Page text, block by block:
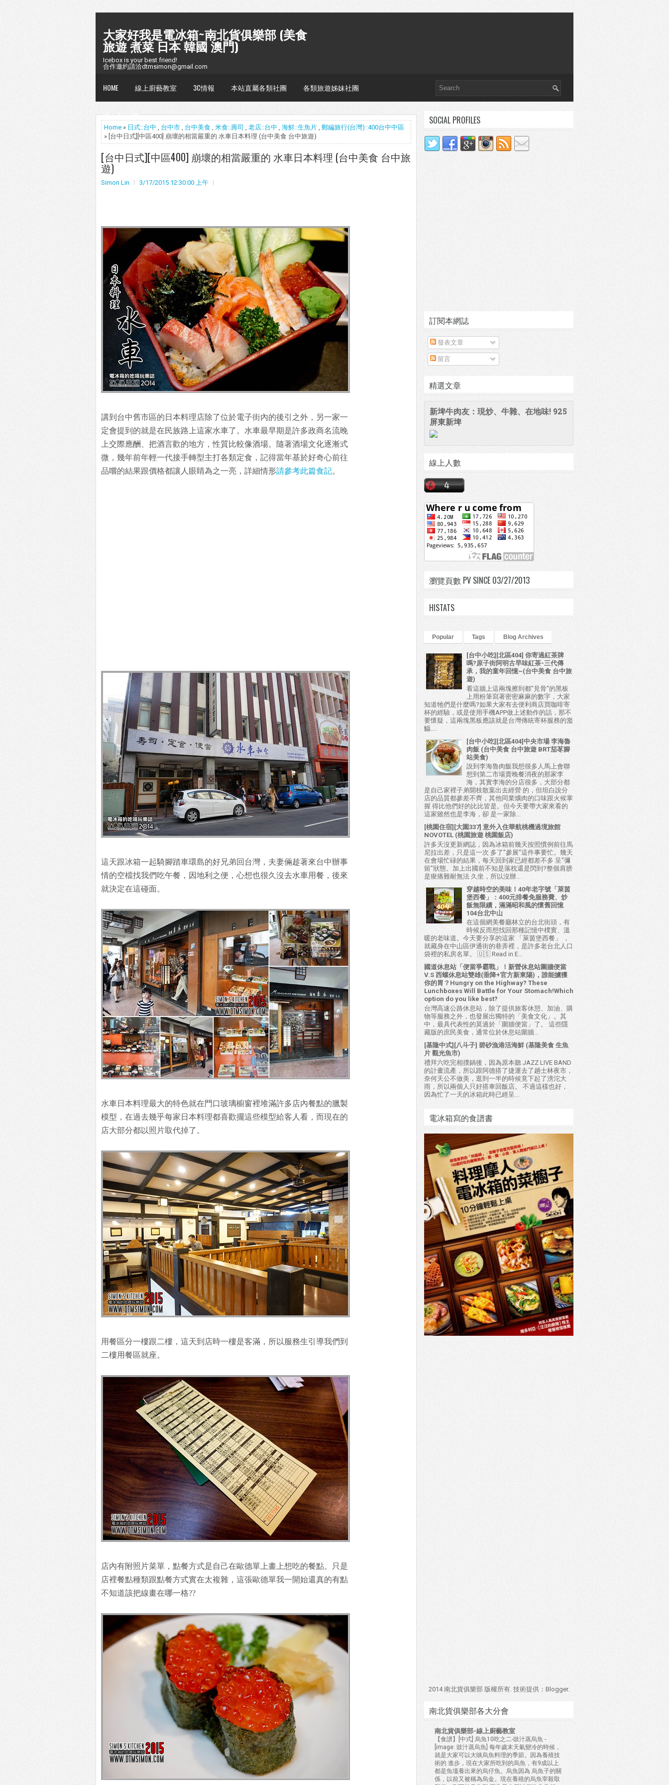
大家好我是電冰箱~南北貨俱樂部 (美食
旅遊 煮菜 日本 韓國 澳門)
Icebox is your best friend!
合作邀約請洽dtmsimon@gmail.com
HOME 線上廚藝教室 3C情報 本站直屬各類社團 各類旅遊姊妹社團
懶人包台灣
Home » 日式::台中 , 台中市 , 台中美食 , 米食::壽司 , 老店::台中 , 海鮮::生魚片 , 郵編旅行(台灣)::400台中中區
» [台中日式][中區400] 崩壞的相當嚴重的 水車日本料理 (台中美食 台中旅遊)
[台中日式][中區400] 崩壞的相當嚴重的 水車日本料理 (台中美食 台中旅
遊)
Simon Lin 3/17/2015 12:30:00 上午
講到台中舊市區的日本料理店除了位於電子街內的後引之外，另一家一
定會提到的就是在民族路上這家水車了。水車最早期是許多政商名流晚
上交際應酬、把酒言歡的地方，性質比較像酒場。隨著酒場文化逐漸式
微，幾年前年輕一代接手轉型主打各類定食，記得當年基於好奇心前往
品嚐的結果跟價格都讓人眼睛為之一亮，詳細情形請參考此篇食記。
這天跟冰箱一起騎腳踏車環島的好兄弟回台灣，夫妻倆趁著來台中辦事
情的空檔找我們吃午餐，因地利之便，心想也很久沒去水車用餐，後來
就決定在這碰面。
水車日本料理最大的特色就在門口玻璃櫥窗裡堆滿許多店內餐點的臘製
模型，在過去幾乎每家日本料理都喜歡擺這些模型給客人看，而現在的
店大部分都以照片取代掉了。
用餐區分一樓跟二樓，這天到店時一樓是客滿，所以服務生引導我們到
二樓用餐區就座。
店內有附照片菜單，點餐方式是自己在歐德單上畫上想吃的餐點。只是
店裡餐點種類跟點餐方式實在太複雜，這張歐德單我一開始還真的有點
不知道該把線畫在哪一格??
SOCIAL PROFILES
訂閱本網誌
發表文章
留言
精選文章
新埤牛肉友：現炒、牛雜、在地味! 925
屏東新埤
線上人數
瀏覽頁數 PV SINCE 03/27/2013
HISTATS
Popular Tags Blog Archives
[台中小吃][北區404] 你寄過紅茶牌
嗎?原子街阿明古早味紅茶-三代傳
承，我的童年回憶~(台中美食 台中旅
遊)
看這牆上這兩塊擦到都"見骨"的黑板
上用粉筆寫著密密麻麻的數字，大家
知道牠們是什麼嗎?如果大家有去便利商店買咖啡寄
杯的經驗，或是使用手機APP做上述動作的話，那不
要懷疑，這兩塊黑板應該就是台灣傳統寄杯服務的濫
觴....
[台中小吃][北區404]中央市場 李海魯
肉飯 (台中美食 台中旅遊 BRT茄苳腳
站美食)
說到李海魯肉飯我想很多人馬上會聯
想到第二市場賣晚餐消夜的那家李
海，其實李海的分店很多，大部分都
是自己家裡子弟開枝散葉出去經營 的，但坦白說分
店的品質都參差不齊，其他同業爌肉的口味跟火候掌
握 得比他們好的比比皆是。但今天要帶大家來看的
這家雖然也是李海，卻 是一家除...
[桃園住宿][大園337] 意外入住華航桃機過境旅館
NOVOTEL (桃園旅遊 桃園飯店)
許多天沒更新網誌，因為冰箱前幾天按照慣例前往馬
尼拉出差，只是這一次 多了"參展"這件事要忙。幾天
在會場忙碌的結果，每天回到家已經都差不多 呈"彌
留"狀態。加上出國前不知是落枕還是閃到?整個肩膀
是痠痛難耐無法 久坐，所以沒辦...
穿越時空的美味！40年老字號「萊茵
堡西餐」：400元排餐免服務費、炒
飯無限續，滿滿昭和風的懷舊回憶
104台北中山
在這個網美餐廳林立的台北街頭，有
時候反而想找回那種記憶中樸實、溫
暖的老味道。今天要分享的這家 「萊茵堡西餐」 ，
就藏身在中山區伊通街的巷弄裡，是許多老台北人口
袋裡的私房名單。 🇺🇸 Read in E...
國道休息站「便當爭霸戰」！新營休息站圍牆便當
V.S 西螺休息站雙雄(垂降+官方新東陽)，誰能擄獲
你的胃？Hungry on the Highway? These
Lunchboxes Will Battle for Your Stomach!Which
option do you like best?
台灣高速公路休息站，除了提供旅客休憩、加油、購
物等服務之外，也發展出獨特的「美食文化」。其
中，最具代表性的莫過於「圍牆便當」了。 這些隱
藏版的庶民美食，通常位於休息站圍牆...
[基隆中式][八斗子] 碧砂漁港活海鮮 (基隆美食 生魚
片 觀光魚市)
禮拜六吃完相撲鍋後，因為原本聽 JAZZ LIVE BAND
的計畫流產，所以跟阿德搭了捷運去了趟士林夜市，
奈何天公不做美，逛到一半的時候竟下起了滂沱大
雨，所以兩個人只好搭車回飯店。 不過這樣也好，
因為忙了一天的冰箱此時已經呈...
電冰箱寫的食譜書
2014 南北貨俱樂部 版權所有. 技術提供： Blogger.
南北貨俱樂部各大分會
南北貨俱樂部-線上廚藝教室
【食譜】[中式] 烏魚10吃之二-豉汁蒸烏魚 -
[image: 豉汁蒸烏魚] 每年歲末天氣變冷的時候，
就是大家可以大啖烏魚料理的季節。因為養殖技
術的 進步，現在大家所吃到的烏魚，有9成以上
都是魚塭養出來的烏仔魚。烏魚因為 烏魚子的關
係，以前又被稱為烏金。現在養殖的烏魚宰殺取